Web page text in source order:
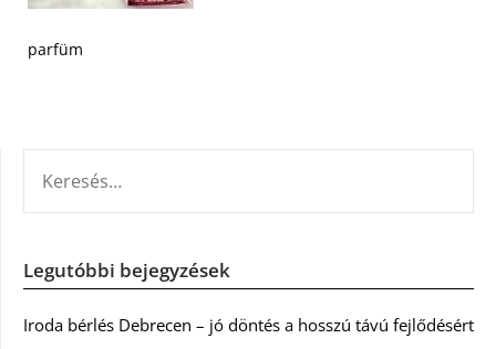
parfüm
Legutóbbi bejegyzések
Iroda bérlés Debrecen – jó döntés a hosszú távú fejlődésért